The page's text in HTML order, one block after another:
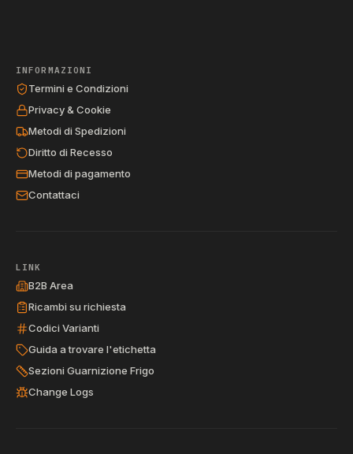
INFORMAZIONI
Termini e Condizioni
Privacy & Cookie
Metodi di Spedizioni
Diritto di Recesso
Metodi di pagamento
Contattaci
LINK
B2B Area
Ricambi su richiesta
Codici Varianti
Guida a trovare l'etichetta
Sezioni Guarnizione Frigo
Change Logs